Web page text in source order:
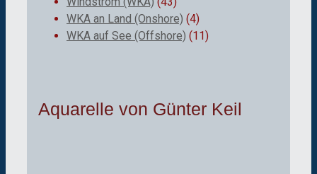
WKA an Land (Onshore) (4)
WKA auf See (Offshore) (11)
Aquarelle von Günter Keil